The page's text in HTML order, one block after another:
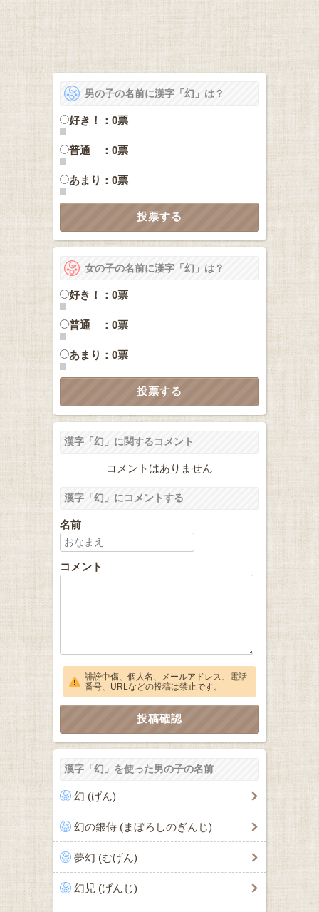
男の子の名前に漢字「幻」は？
好き！：0票
普通 ：0票
あまり：0票
女の子の名前に漢字「幻」は？
好き！：0票
普通 ：0票
あまり：0票
漢字「幻」に関するコメント
コメントはありません
漢字「幻」にコメントする
名前
コメント
誹謗中傷、個人名、メールアドレス、電話
番号、URLなどの投稿は禁止です。
漢字「幻」を使った男の子の名前
幻 (げん)
幻の銀侍 (まぼろしのぎんじ)
夢幻 (むげん)
幻児 (げんじ)